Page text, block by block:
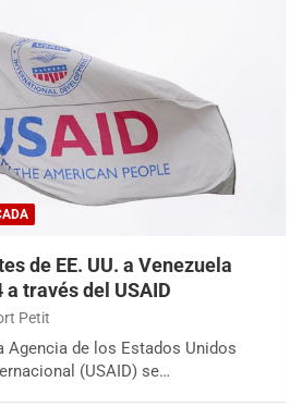
de EE. UU. a Venezuela
través del USAID
Petit
Agencia de los Estados Unidos
(USAID) se…